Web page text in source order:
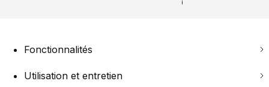
Fonctionnalités
Utilisation et entretien